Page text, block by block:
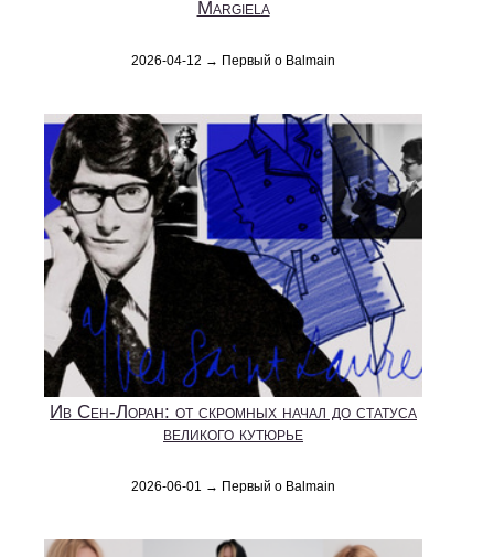
Margiela
2026-04-12 → Первый о Balmain
Ив Сен-Лоран: от скромных начал до статуса
великого кутюрье
2026-06-01 → Первый о Balmain